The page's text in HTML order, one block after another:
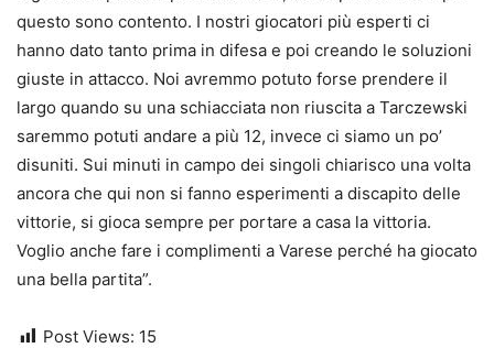
questo sono contento. I nostri giocatori più esperti ci
hanno dato tanto prima in difesa e poi creando le soluzioni
giuste in attacco. Noi avremmo potuto forse prendere il
largo quando su una schiacciata non riuscita a Tarczewski
saremmo potuti andare a più 12, invece ci siamo un po’
disuniti. Sui minuti in campo dei singoli chiarisco una volta
ancora che qui non si fanno esperimenti a discapito delle
vittorie, si gioca sempre per portare a casa la vittoria.
Voglio anche fare i complimenti a Varese perché ha giocato
una bella partita”.
Post Views: 15